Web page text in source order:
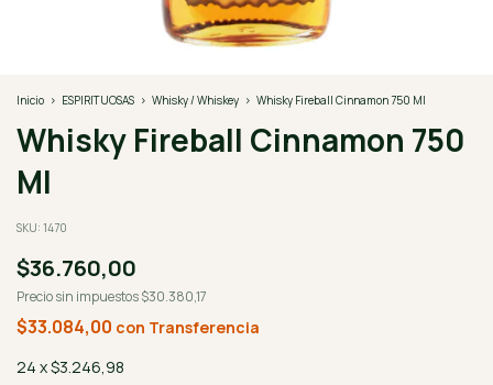
Inicio > ESPIRITUOSAS > Whisky / Whiskey > Whisky Fireball Cinnamon 750 Ml
Whisky Fireball Cinnamon 750
Ml
SKU: 1470
$36.760,00
Precio sin impuestos$30.380,17
$33.084,00 con Transferencia
24 x$3.246,98